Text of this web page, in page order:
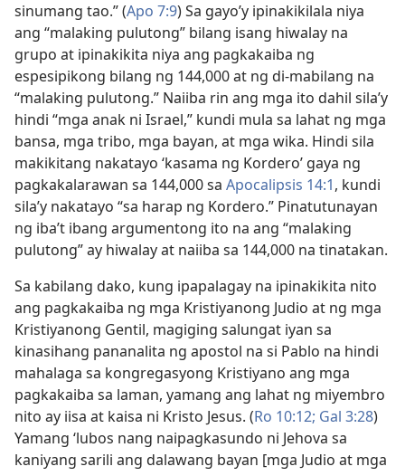
sinumang tao.” (Apo 7:9) Sa gayo’y ipinakikilala niya
ang “malaking pulutong” bilang isang hiwalay na
grupo at ipinakikita niya ang pagkakaiba ng
espesipikong bilang ng 144,000 at ng di-mabilang na
“malaking pulutong.” Naiiba rin ang mga ito dahil sila’y
hindi “mga anak ni Israel,” kundi mula sa lahat ng mga
bansa, mga tribo, mga bayan, at mga wika. Hindi sila
makikitang nakatayo ‘kasama ng Kordero’ gaya ng
pagkakalarawan sa 144,000 sa Apocalipsis 14:1, kundi
sila’y nakatayo “sa harap ng Kordero.” Pinatutunayan
ng iba’t ibang argumentong ito na ang “malaking
pulutong” ay hiwalay at naiiba sa 144,000 na tinatakan.
Sa kabilang dako, kung ipapalagay na ipinakikita nito
ang pagkakaiba ng mga Kristiyanong Judio at ng mga
Kristiyanong Gentil, magiging salungat iyan sa
kinasihang pananalita ng apostol na si Pablo na hindi
mahalaga sa kongregasyong Kristiyano ang mga
pagkakaiba sa laman, yamang ang lahat ng miyembro
nito ay iisa at kaisa ni Kristo Jesus. (Ro 10:12; Gal 3:28)
Yamang ‘lubos nang naipagkasundo ni Jehova sa
kaniyang sarili ang dalawang bayan [mga Judio at mga